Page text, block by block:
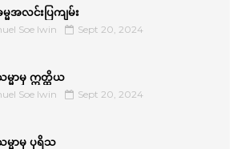
မအလင်းပြကျမ်း
Soe lwin Sept 20, 2024
မ္မာမှ ဣတ္ထိယ
Soe lwin Sept 20, 2024
မ္မာမှ ပုရိသ